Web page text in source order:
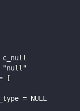
c_null
"null"
[
= NULL